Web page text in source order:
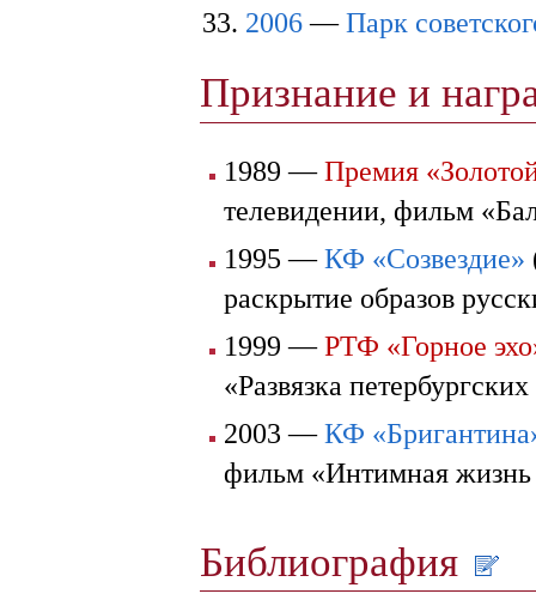
2006—Парк
Признание и
1989 —Премия
телевидении, фильм
1995 —КФ «Созвездие»
раскрытие образов
1999 —РТФ «Горное
«Развязка
2003 —КФ
фильм «Интимная жизнь
Библиография